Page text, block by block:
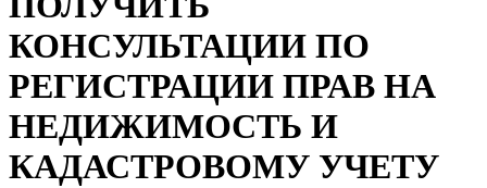
КОНСУЛЬТАЦИИ ПО
РЕГИСТРАЦИИ ПРАВ НА
НЕДИЖИМОСТЬ И
КАДАСТРОВОМУ УЧЕТУ